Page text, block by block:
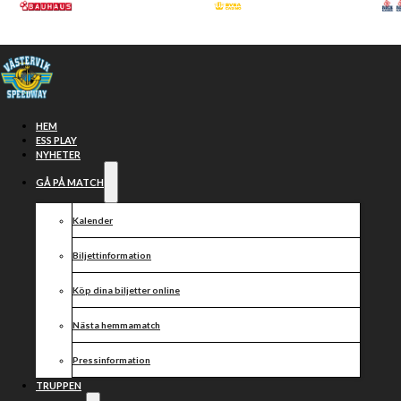
Hoppa till huvudinnehåll
HEM
ESS PLAY
NYHETER
GÅ PÅ MATCH
Kalender
Biljettinformation
Köp dina biljetter online
Nästa hemmamatch
Pressinformation
TRUPPEN
Nya
medlemmar i